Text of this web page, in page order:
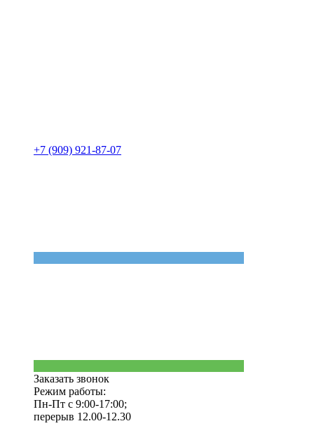
+7 (909) 921-87-07
Заказать звонок
Режим работы:
Пн-Пт с 9:00-17:00;
перерыв 12.00-12.30